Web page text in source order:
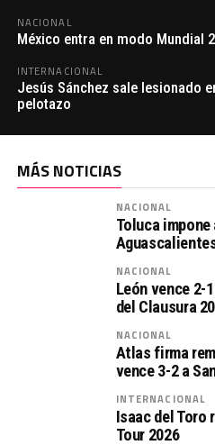
NACIONAL
México entra en modo Mundial
INTERNACIONAL
Jesús Sánchez sale lesionado
pelotazo
MÁS NOTICIAS
NACIONAL
Toluca
NACIONAL
León vence 2-
del Clausura
NACIONAL
Atlas firma
vence 3-2 a
INTERNACIONAL
Isaac del Toro
Tour 2026